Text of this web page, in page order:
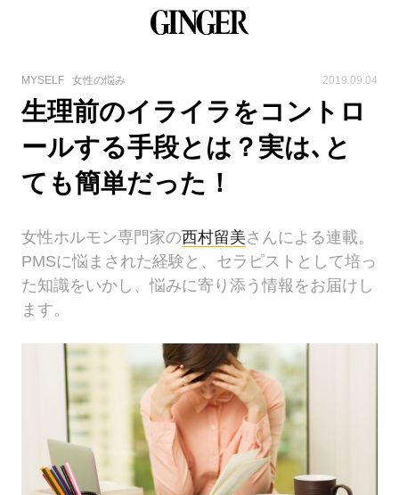
MYSELF 女性の悩み 2019.09.04
生理前のイライラをコントロ
ールする手段とは？実は､と
ても簡単だった！
女性ホルモン専門家の西村留美さんによる連載。
PMSに悩まされた経験と、セラピストとして培っ
た知識をいかし、悩みに寄り添う情報をお届けし
ます。